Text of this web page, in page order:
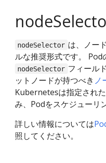
nodeSelector は、ノー
ルな推奨形式です。 Pod
nodeSelector フィール
ットノードが持つべき ノ
Kubernetesは指定され
み、Podをスケジューリ
詳しい情報については
照してください。